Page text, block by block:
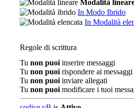
Modalità
In Modo Ibrido
In Modalità
Regole di scrittura
Tu non puoi inserire messaggi
Tu non puoi rispondere ai messaggi
Tu non puoi inviare allegati
Tu non puoi modificare i tuoi